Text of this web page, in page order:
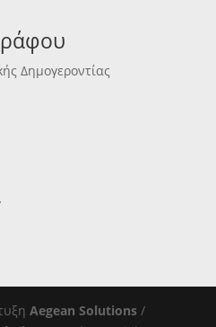
Δημογεροντίας
Aegean Solutions /